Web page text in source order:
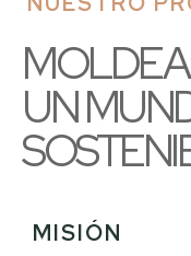
UN
MISIÓN